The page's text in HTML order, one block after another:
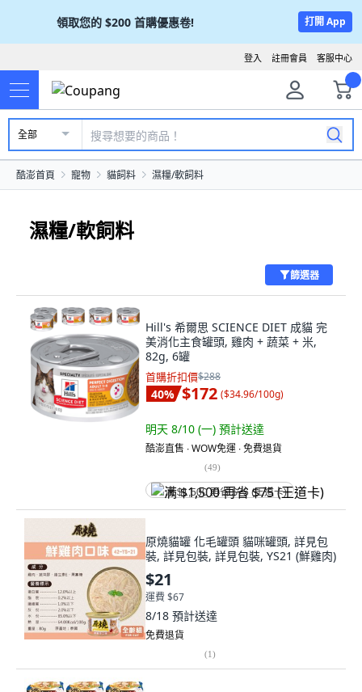
領取您的 $200 首購優惠卷! 打開 App
客服中心
註冊會員
登入
全部
酷澎首頁 寵物 貓飼料 濕糧/軟飼料
濕糧/軟飼料
篩選器
Hill's 希爾思 SCIENCE DIET 成貓 完
美消化主食罐頭, 雞肉 + 蔬菜 + 米,
82g, 6罐
首購折扣價$288
40% $172 ($34.96/100g)
明天 8/10 (一) 預計送達
酷澎直售 ∙ WOW免運 ∙ 免費退貨
(49)
满 $1,500 再省 $75 (王道卡)
原燒貓罐 化毛罐頭 貓咪罐頭, 詳見包
裝, 詳見包裝, 詳見包裝, YS21 (鮮雞肉)
$21
運費 $67
8/18 預計送達
免費退貨
(1)